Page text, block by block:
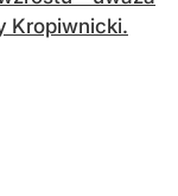
Kropiwnicki.